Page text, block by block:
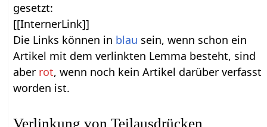
gesetzt:
[[InternerLink]]
Die Links können in blau sein, wenn schon ein
Artikel mit dem verlinkten Lemma besteht, sind
aber rot, wenn noch kein Artikel darüber verfasst
worden ist.
Verlinkung von Teilausdrücken